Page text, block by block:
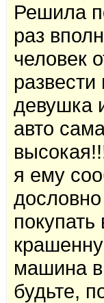
Решила
раз
человек
девушка
авто
я ему
машина
будьте,